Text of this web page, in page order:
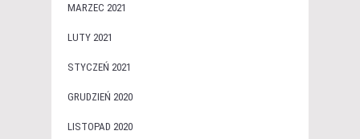
MARZEC 2021
LUTY 2021
STYCZEŃ 2021
GRUDZIEŃ 2020
LISTOPAD 2020